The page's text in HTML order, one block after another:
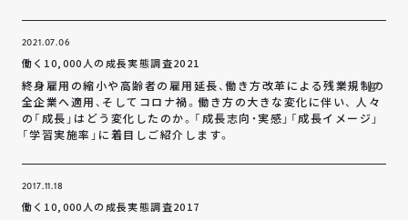
2021.07.06
働く10,000人の成長実態調査2021
終身雇用の縮小や高齢者の雇用延長、働き方改革による残業規制の
全企業へ適用、そしてコロナ禍。働き方の大きな変化に伴い、 人々
の「成長」はどう変化したのか。「成長志向・実感」「成長イメージ」
「学習実施率」に着目しご紹介します。
2017.11.18
働く10,000人の成長実態調査2017